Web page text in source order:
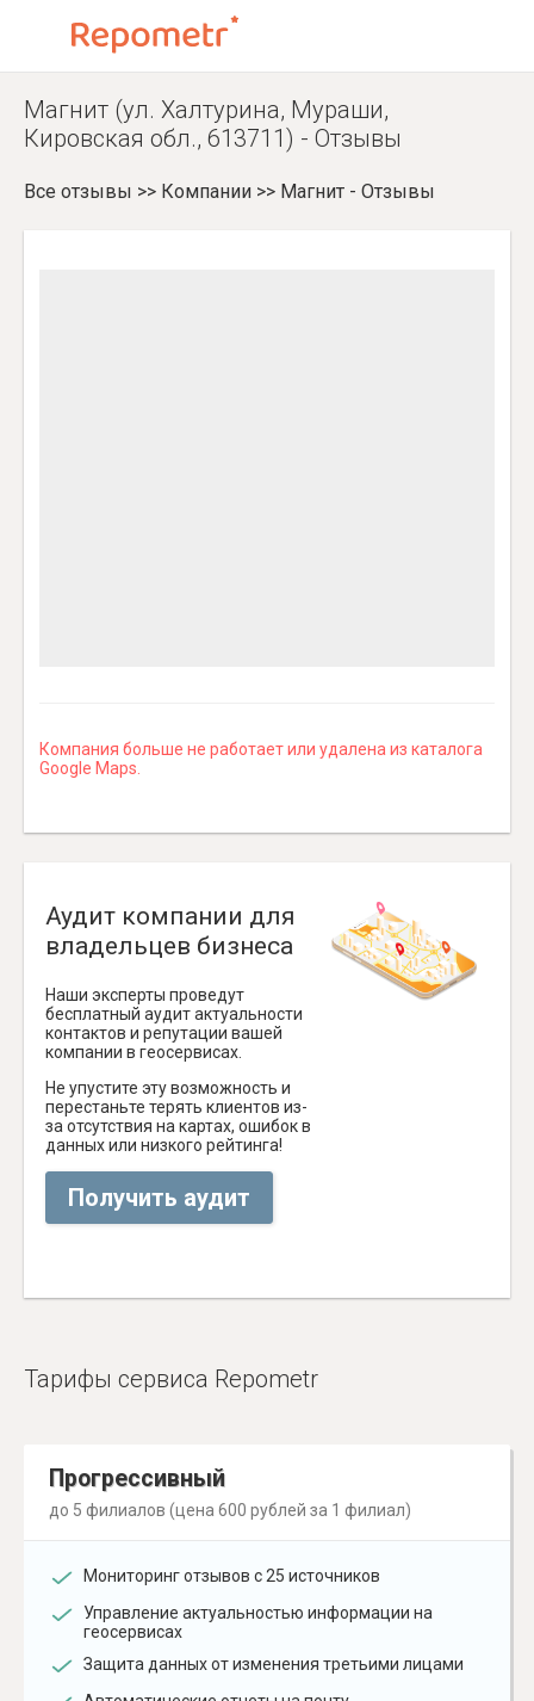
Магнит (ул. Халтурина, Мураши,
Кировская обл., 613711) - Отзывы
Все отзывы >> Компании >> Магнит - Отзывы
Компания больше не работает или удалена из каталога
Google Maps.
Аудит компании для
владельцев бизнеса
Наши эксперты проведут
бесплатный аудит актуальности
контактов и репутации вашей
компании в геосервисах.
Не упустите эту возможность и
перестаньте терять клиентов из-
за отсутствия на картах, ошибок в
данных или низкого рейтинга!
Получить аудит
Тарифы сервиса Repometr
Прогрессивный
до 5 филиалов (цена 600 рублей за 1 филиал)
Мониторинг отзывов с 25 источников
Управление актуальностью информации на
геосервисах
Защита данных от изменения третьими лицами